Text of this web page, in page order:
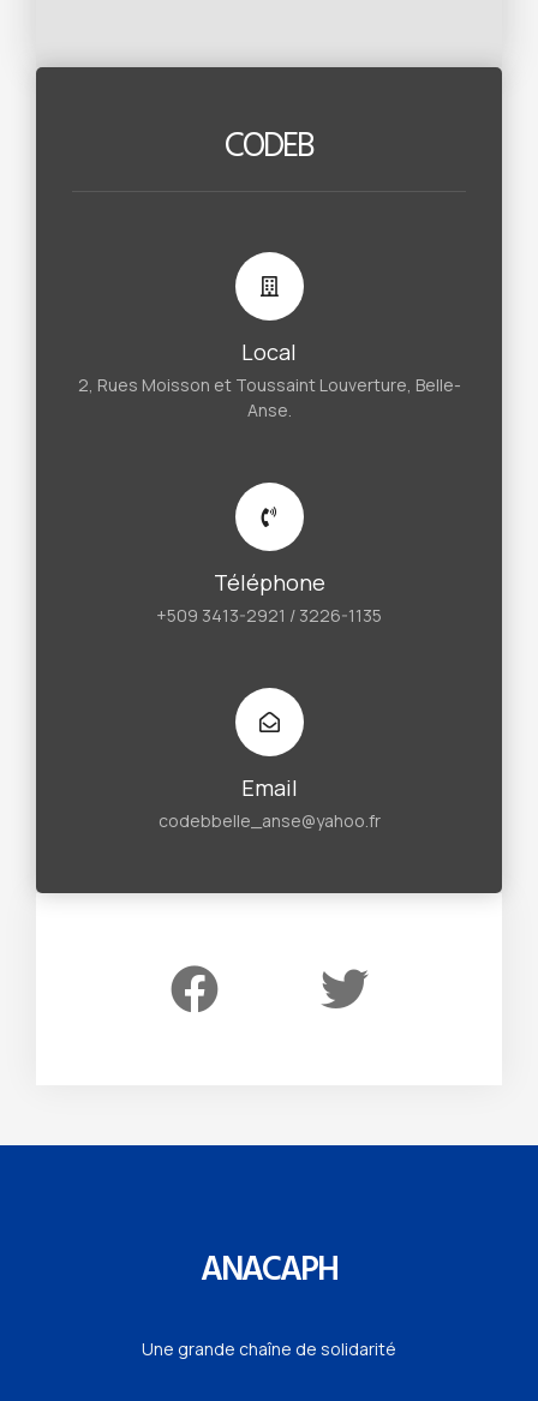
CODEB
Local
2, Rues Moisson et Toussaint Louverture, Belle-
Anse.
Téléphone
+509 3413-2921 / 3226-1135
Email
codebbelle_anse@yahoo.fr
ANACAPH
Une grande chaîne de solidarité